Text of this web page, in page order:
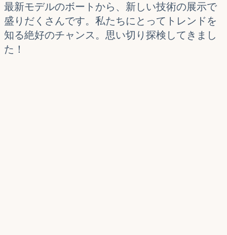
最新モデルのボートから、新しい技術の展示で
盛りだくさんです。私たちにとってトレンドを
知る絶好のチャンス。思い切り探検してきまし
た！